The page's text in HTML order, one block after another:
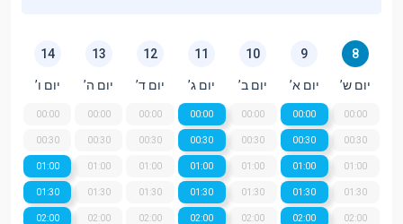
8
יום ש’
00:00
00:30
01:00
01:30
02:00
9
יום א’
00:00
00:30
01:00
01:30
02:00
10
יום ב’
00:00
00:30
01:00
01:30
02:00
11
יום ג’
00:00
00:30
01:00
01:30
02:00
12
יום ד’
00:00
00:30
01:00
01:30
02:00
13
יום ה’
00:00
00:30
01:00
01:30
02:00
14
יום ו’
00:00
00:30
01:00
01:30
02:00